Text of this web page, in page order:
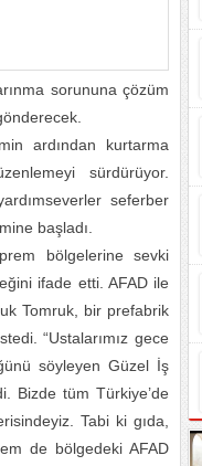
sorununa çözüm
ardından kurtarma
sürdürüyor.
seferber
başladı.
bölgelerine sevki
ifade etti. AFAD ile
Tomruk, bir prefabrik
“Ustalarımız gece
söyleyen Güzel İş
Bizde tüm Türkiye’de
Tabi ki gıda,
de bölgedeki AFAD